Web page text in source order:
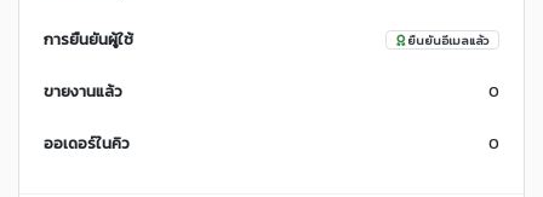
การยืนยันผู้ใช้ ยืนยันอีเมลแล้ว
ขายงานแล้ว 0
ออเดอร์ในคิว 0